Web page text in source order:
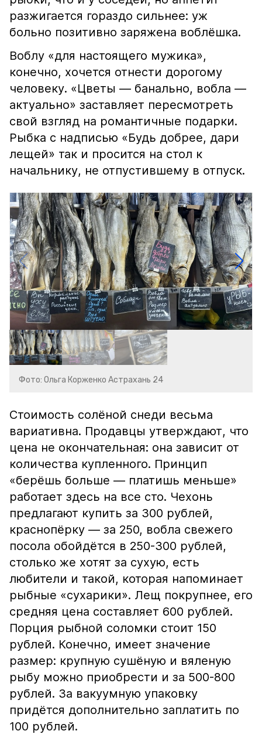
разжигается гораздо сильнее: уж
больно позитивно заряжена воблёшка.
Воблу «для настоящего мужика»,
конечно, хочется отнести дорогому
человеку. «Цветы — банально, вобла —
актуально» заставляет пересмотреть
свой взгляд на романтичные подарки.
Рыбка с надписью «Будь добрее, дари
лещей» так и просится на стол к
начальнику, не отпустившему в отпуск.
Фото: Ольга Корженко Астрахань 24
Стоимость солёной снеди весьма
вариативна. Продавцы утверждают, что
цена не окончательная: она зависит от
количества купленного. Принцип
«берёшь больше — платишь меньше»
работает здесь на все сто. Чехонь
предлагают купить за 300 рублей,
краснопёрку — за 250, вобла свежего
посола обойдётся в 250-300 рублей,
столько же хотят за сухую, есть
любители и такой, которая напоминает
рыбные «сухарики». Лещ покрупнее, его
средняя цена составляет 600 рублей.
Порция рыбной соломки стоит 150
рублей. Конечно, имеет значение
размер: крупную сушёную и вяленую
рыбу можно приобрести и за 500-800
рублей. За вакуумную упаковку
придётся дополнительно заплатить по
100 рублей.